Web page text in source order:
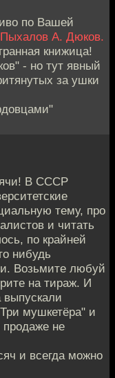
по Вашей
А. Дюков.
книжица!
- но тут явный
за ушки
В СССР
тему, про
и читать
по крайней
нибудь
Возьмите любуй
на тираж. И
выпускали
мушкетёра" и
продаже не
и всегда можно